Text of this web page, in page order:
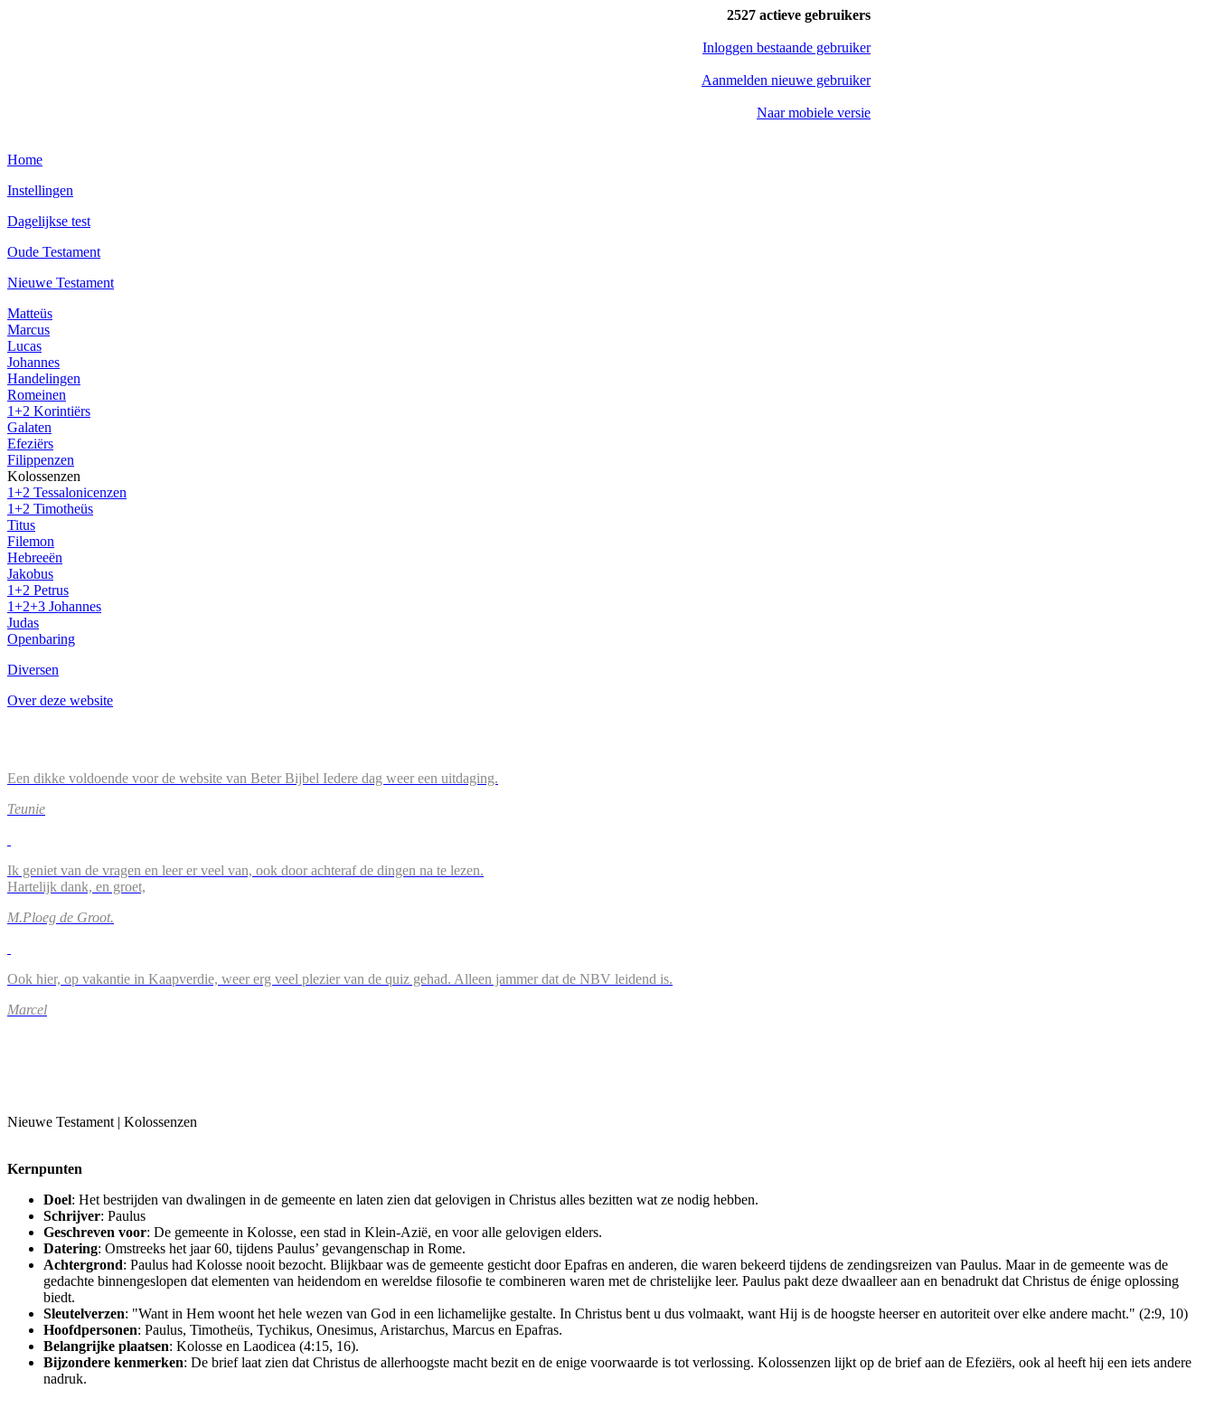
2527 actieve gebruikers
Inloggen bestaande gebruiker
Aanmelden nieuwe gebruiker
Naar mobiele versie
Home
Instellingen
Dagelijkse test
Oude Testament
Nieuwe Testament
Matteüs
Marcus
Lucas
Johannes
Handelingen
Romeinen
1+2 Korintiërs
Galaten
Efeziërs
Filippenzen
Kolossenzen
1+2 Tessalonicenzen
1+2 Timotheüs
Titus
Filemon
Hebreeën
Jakobus
1+2 Petrus
1+2+3 Johannes
Judas
Openbaring
Diversen
Over deze website
Een dikke voldoende voor de website van Beter Bijbel Iedere dag weer een uitdaging.
Teunie
Ik geniet van de vragen en leer er veel van, ook door achteraf de dingen na te lezen.
Hartelijk dank, en groet,
M.Ploeg de Groot.
Ook hier, op vakantie in Kaapverdie, weer erg veel plezier van de quiz gehad. Alleen jammer dat de NBV leidend is.
Marcel
Nieuwe Testament | Kolossenzen
Kernpunten
Doel: Het bestrijden van dwalingen in de gemeente en laten zien dat gelovigen in Christus alles bezitten wat ze nodig hebben.
Schrijver: Paulus
Geschreven voor: De gemeente in Kolosse, een stad in Klein-Azië, en voor alle gelovigen elders.
Datering: Omstreeks het jaar 60, tijdens Paulus’ gevangenschap in Rome.
Achtergrond: Paulus had Kolosse nooit bezocht. Blijkbaar was de gemeente gesticht door Epafras en anderen, die waren bekeerd tijdens de zendingsreizen van Paulus. Maar in de gemeente was de
gedachte binnengeslopen dat elementen van heidendom en wereldse filosofie te combineren waren met de christelijke leer. Paulus pakt deze dwaalleer aan en benadrukt dat Christus de énige oplossing
biedt.
Sleutelverzen: "Want in Hem woont het hele wezen van God in een lichamelijke gestalte. In Christus bent u dus volmaakt, want Hij is de hoogste heerser en autoriteit over elke andere macht." (2:9, 10)
Hoofdpersonen: Paulus, Timotheüs, Tychikus, Onesimus, Aristarchus, Marcus en Epafras.
Belangrijke plaatsen: Kolosse en Laodicea (4:15, 16).
Bijzondere kenmerken: De brief laat zien dat Christus de allerhoogste macht bezit en de enige voorwaarde is tot verlossing. Kolossenzen lijkt op de brief aan de Efeziërs, ook al heeft hij een iets andere
nadruk.